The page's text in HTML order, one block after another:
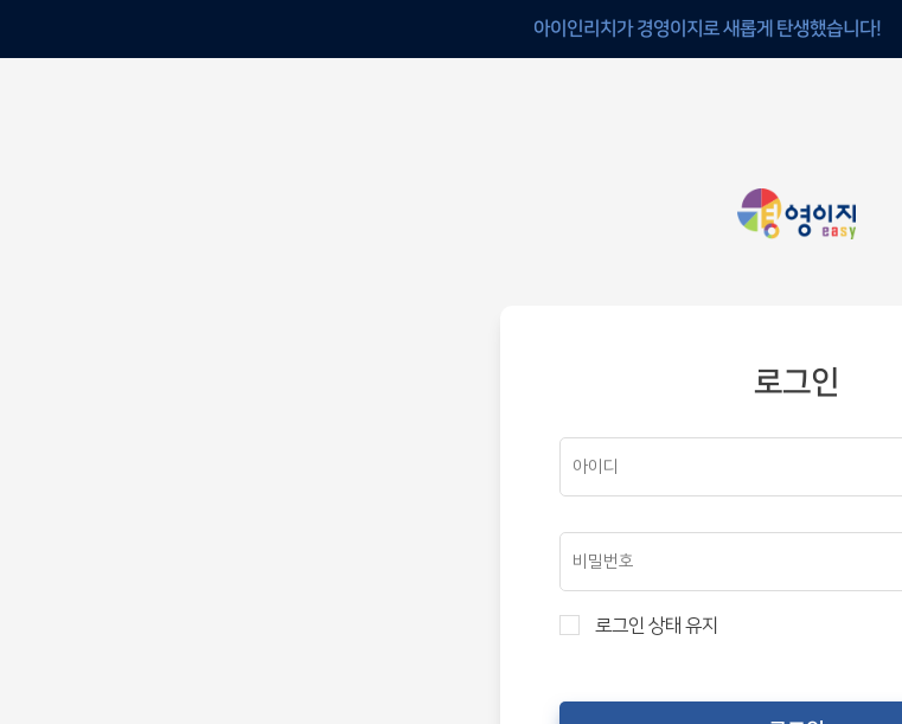
아이인리치가 경영이지로 새롭게 탄생했습니다!
로그인
로그인 상태 유지